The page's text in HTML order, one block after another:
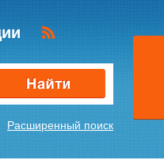
Расширенный поиск